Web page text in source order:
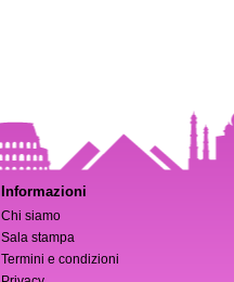
Informazioni
Chi siamo
Sala stampa
Termini e condizioni